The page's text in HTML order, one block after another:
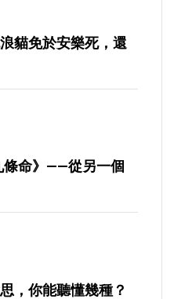
貓免於安樂死，還
條命》——從另一個
，你能聽懂幾種？